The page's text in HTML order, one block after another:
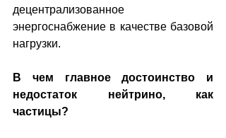
децентрализованное
энергоснабжение в качестве базовой
нагрузки.
В чем главное достоинство и
недостаток нейтрино, как
частицы?